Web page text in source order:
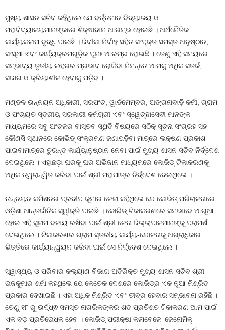
ମୁଖ୍ୟ ଶାସନ ସଚିବ କହିଥିଲେ ଯେ ବର୍ତ୍ତମାନ ବିଦ୍ୟାଳୟ ଓ
ମହାବିଦ୍ୟାଳୟମାନଙ୍କରେ ଶିକ୍ଷାଦାନ ଆରମ୍ଭ ହୋଇଛି । ଅର୍ଥନୈତିକ
କାର୍ଯ୍ୟକଳାପ ବୃଦ୍ଧି ପାଇଛି । ଜିବୀକା ନିର୍ବାହ ସହିତ ସଂପୃକ୍ତ ସମସ୍ତ ଅନୁଷ୍ଠାନ,
ସଂସ୍ଥା ଏବଂ କାର୍ଯ୍ୟକ୍ରମଗୁଡ଼ିକ ପୁନଃ ଆରମ୍ଭ ହୋଇଛି । ତେଣୁ ଏହି ସମୟରେ
ସମ୍ଭାବ୍ୟ ତୃତୀୟ ଲହରର ପ୍ରଭାବ ରୋକିବା ନିମନ୍ତେ ଆମକୁ ଅଧିକ ସତର୍କ,
ସଜାଗ ଓ କ୍ରିୟାଶୀଳ ହେବାକୁ ପଡ଼ିବ ।
ମଣ୍ଡଳ ଉନ୍ନୟନ ଅଧିକାରୀ, ସରପଂଚ, ୱାର୍ଡମେମ୍ବର, ଅଙ୍ଗନାବାଡ଼ି କର୍ମୀ, ଗ୍ରାମ
ଓ ପଂଚାୟତ ସ୍ତରୀୟ ସରକାରୀ କର୍ମଚାରୀ ଏବଂ ସ୍ୱେଚ୍ଛାସେବୀ ମାନଙ୍କ
ମାଧ୍ୟମରେ ସବୁ ଅଂଚଳର ବାସ୍ତବ ସ୍ଥିତି ବିଷୟରେ ସଠିକ୍ ସୂଚନା ସଂଗ୍ରହ ସହ
କୌଣସି ସ୍ଥାନରେ କୋଭିଡ୍ ସଂକ୍ରମଣ ଜଣାପଡ଼ିବା ମାତ୍ରେ ଲକ୍ଷଣ ପ୍ରକାଶ
ପାଇବାମାତ୍ରେ ତୁରନ୍ତ କାର୍ଯ୍ୟାନୁଷ୍ଠାନ ନେବା ପାଇଁ ମୁଖ୍ୟ ଶାସନ ସଚିବ ନିର୍ଦ୍ଦେଶ
ଦେଇଥିଲେ । ଏହାଛଡ଼ା ଘରକୁ ଘର ଅଭିଜାନ ମାଧ୍ୟମରେ କୋଭିଡ୍ ଟିକାକରଣକୁ
ଅଧିକ ତ୍ୱରାନ୍ୱିତ କରିବା ପାଇଁ ଶ୍ରୀ ମହାପାତ୍ର ନିର୍ଦ୍ଦେଶ ଦେଇଥିଲେ ।
ଉନ୍ନୟନ କମିଶନର ପ୍ରଦୀପ କୁମାର ଜେନା କହିଥିଲେ ଯେ କୋଭିଡ୍ ପରିଚାଳନାରେ
ଓଡ଼ିଶା ଆନ୍ତର୍ଜାତିକ ସ୍ୱୀକୃତି ପାଇଛି । କୋଭିଡ୍ ଟିକାକରଣରେ ସମଭାବେ ଆଗୁଆ
ହୋଇ ଏହି ସୁନାମ ବଜାୟ ରଖିବା ପାଇଁ ଶ୍ରୀ ଜେନା ଜିଲ୍ଲାପାଳମାନଙ୍କୁ ପରାମର୍ଶ
ଦେଇଥିଲେ । ଟିକାକରଣର ଗ୍ରାମ ସ୍ତରୀୟ କାର୍ଯ୍ୟ-ଯୋଜନାକୁ ଅଗ୍ରାଧିକାର
ଭିତ୍ତିରେ କାର୍ଯ୍ୟାନ୍ୱୟନ କରିବା ପାଇଁ ସେ ନିର୍ଦ୍ଦେଶ ଦେଇଥିଲେ ।
ସ୍ୱାସ୍ଥ୍ୟ ଓ ପରିବାର କଲ୍ୟାଣ ବିଭାଗ ଅତିରିକ୍ତ ମୁଖ୍ୟ ଶାସନ ସଚିବ ଶ୍ରୀ
ରାଜକୁମାର ଶର୍ମା କହଥିଲେ ଯେ କେତେକ ଦେଶରେ କୋଭିଡ୍ର ଏକ ନୂଆ ମିଶ୍ରିତ
ପ୍ରକାର ଦେଖାଇଛି । ଏହା ଅଧିକ ମିଶ୍ରିତ ଏବଂ ତୀବ୍ର ହେବାର ସମ୍ଭାବନା ରହିଛି ।
ତେଣୁ ୧୮ ରୁ ଉର୍ଦ୍ଧ୍ଵ ସମସ୍ତ ନାଗରିକଙ୍କର ଶତ ପ୍ରତିଶତ ଟିକାକରଣ ଆମ ପାଇଁ
ଏକ ବଡ଼ ପ୍ରତିରୋଧକ ହେବ । କୋଭିଡ୍ ପରୀକ୍ଷା କଲାବେଳେ ‘ଜେନୋମିକ୍